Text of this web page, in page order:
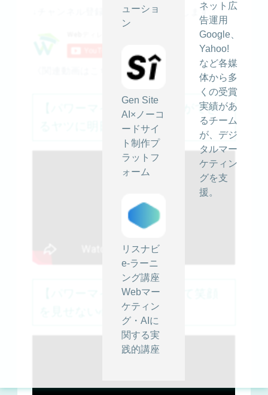
ューショ
ン
Gen Site
AI×ノーコ
ードサイ
ト制作プ
ラットフ
ォーム
リスナビ
e-ラーニ
ング講座
Webマー
ケティン
グ・AIに
関する実
践的講座
ネット広
告運用
Google、
Yahoo!
など各媒
体から多
くの受賞
実績があ
るチーム
が、デジ
タルマー
ケティン
グを支
援。
↓チャンネル登録もよろしくお願いします！
《関連動画はこちら》
【パワーマインド①】仕事ができ
るヤツに明日からなる方法
【パワーマインド②】あえて笑顔
を見せない心理効果